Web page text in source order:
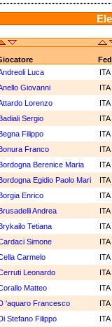
Fed
Luca
ITA
Giovanni
ITA
Lorenzo
ITA
Sergio
ITA
Filippo
ITA
Franco
ITA
Berenice Maria
ITA
Egidio Paolo Mari
ITA
Enrico
ITA
Andrea
ITA
Tetiana
ITA
Simone
ITA
Carmelo
ITA
Leonardo
ITA
Matteo
ITA
'aquaro Francesco
ITA
Stefano Filippo
ITA